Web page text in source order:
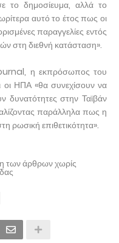
το δημοσίευμα, αλλά το
αυτό το έτος πως οι
παραγγελίες εντός
στη διεθνή κατάσταση».
η εκπρόσωπος του
ΗΠΑ «θα συνεχίσουν να
δυνατότητες στην Ταϊβάν
παράλληλα πως η
ρωσική επιθετικότητα».
των άρθρων χωρίς